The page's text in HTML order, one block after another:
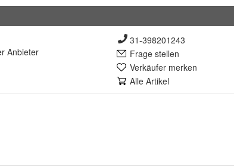
Anbieter
31-398201243
Frage stellen
Verkäufer merken
Alle Artikel